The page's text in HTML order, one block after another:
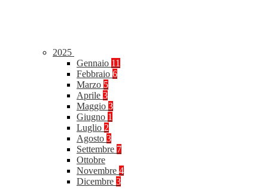
2025
Gennaio 11
Febbraio 6
Marzo 5
Aprile 3
Maggio 3
Giugno 1
Luglio 2
Agosto 3
Settembre 7
Ottobre
Novembre 4
Dicembre 3